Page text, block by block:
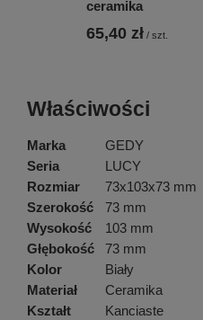
ceramika
65,40 zł / szt.
Właściwości
Marka
GEDY
Seria
LUCY
Rozmiar
73x103x73 mm
Szerokość
73 mm
Wysokość
103 mm
Głębokość
73 mm
Kolor
Biały
Materiał
Ceramika
Kształt
Kanciaste